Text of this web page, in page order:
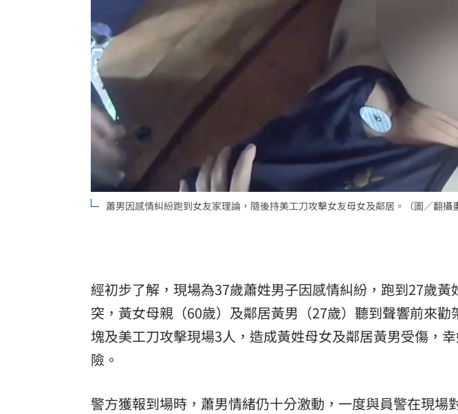
蕭男因感情糾紛跑到女友家理論，隨後持美工刀攻擊女友母女及鄰居。（圖／翻攝
經初步了解，現場為37歲蕭姓男子因感情糾紛，跑到27歲
突，黃女母親（60歲）及鄰居黃男（27歲）聽到聲響前來
塊及美工刀攻擊現場3人，造成黃姓母女及鄰居黃男受傷，
險。
警方獲報到場時，蕭男情緒仍十分激動，一度與員警在現場